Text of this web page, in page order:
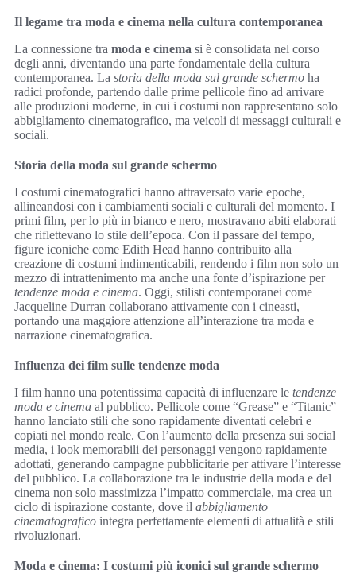
Il legame tra moda e cinema nella cultura contemporanea
La connessione tra moda e cinema si è consolidata nel corso
degli anni, diventando una parte fondamentale della cultura
contemporanea. La storia della moda sul grande schermo ha
radici profonde, partendo dalle prime pellicole fino ad arrivare
alle produzioni moderne, in cui i costumi non rappresentano solo
abbigliamento cinematografico, ma veicoli di messaggi culturali e
sociali.
Storia della moda sul grande schermo
I costumi cinematografici hanno attraversato varie epoche,
allineandosi con i cambiamenti sociali e culturali del momento. I
primi film, per lo più in bianco e nero, mostravano abiti elaborati
che riflettevano lo stile dell’epoca. Con il passare del tempo,
figure iconiche come Edith Head hanno contribuito alla
creazione di costumi indimenticabili, rendendo i film non solo un
mezzo di intrattenimento ma anche una fonte d’ispirazione per
tendenze moda e cinema. Oggi, stilisti contemporanei come
Jacqueline Durran collaborano attivamente con i cineasti,
portando una maggiore attenzione all’interazione tra moda e
narrazione cinematografica.
Influenza dei film sulle tendenze moda
I film hanno una potentissima capacità di influenzare le tendenze
moda e cinema al pubblico. Pellicole come “Grease” e “Titanic”
hanno lanciato stili che sono rapidamente diventati celebri e
copiati nel mondo reale. Con l’aumento della presenza sui social
media, i look memorabili dei personaggi vengono rapidamente
adottati, generando campagne pubblicitarie per attivare l’interesse
del pubblico. La collaborazione tra le industrie della moda e del
cinema non solo massimizza l’impatto commerciale, ma crea un
ciclo di ispirazione costante, dove il abbigliamento
cinematografico integra perfettamente elementi di attualità e stili
rivoluzionari.
Moda e cinema: I costumi più iconici sul grande schermo